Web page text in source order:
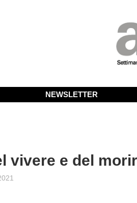
NEWSLETTER
vivere e del